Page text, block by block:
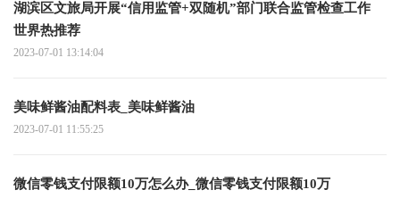
湖滨区文旅局开展“信用监管+双随机”部门联合监管检查工作
世界热推荐
2023-07-01 13:14:04
美味鲜酱油配料表_美味鲜酱油
2023-07-01 11:55:25
微信零钱支付限额10万怎么办_微信零钱支付限额10万